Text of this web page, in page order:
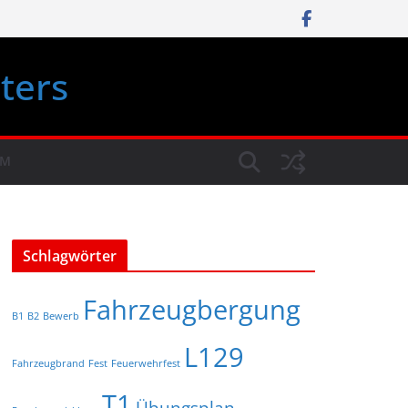
Schlagwörter
B1 B2 Bewerb Fahrzeugbergung
Fahrzeugbrand Fest Feuerwehrfest L129